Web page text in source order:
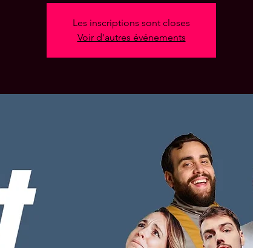
Les inscriptions sont closes
Voir d'autres événements